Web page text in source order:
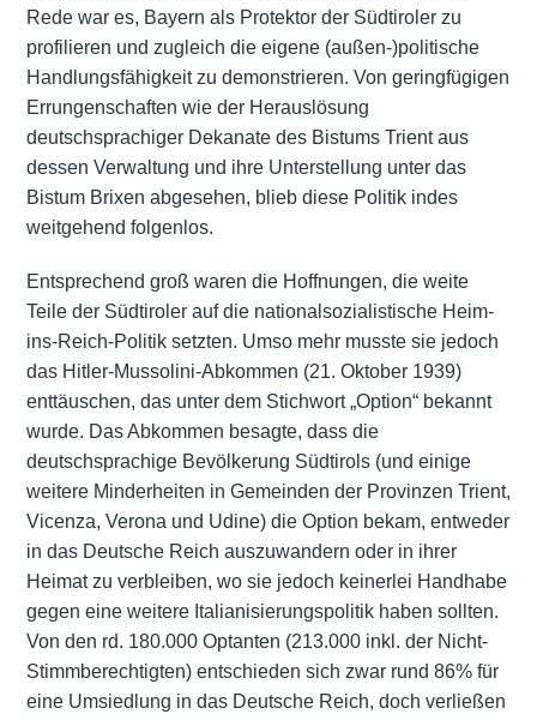
Rede war es, Bayern als Protektor der Südtiroler zu
profilieren und zugleich die eigene (außen-)politische
Handlungsfähigkeit zu demonstrieren. Von geringfügigen
Errungenschaften wie der Herauslösung
deutschsprachiger Dekanate des Bistums Trient aus
dessen Verwaltung und ihre Unterstellung unter das
Bistum Brixen abgesehen, blieb diese Politik indes
weitgehend folgenlos.
Entsprechend groß waren die Hoffnungen, die weite
Teile der Südtiroler auf die nationalsozialistische Heim-
ins-Reich-Politik setzten. Umso mehr musste sie jedoch
das Hitler-Mussolini-Abkommen (21. Oktober 1939)
enttäuschen, das unter dem Stichwort „Option“ bekannt
wurde. Das Abkommen besagte, dass die
deutschsprachige Bevölkerung Südtirols (und einige
weitere Minderheiten in Gemeinden der Provinzen Trient,
Vicenza, Verona und Udine) die Option bekam, entweder
in das Deutsche Reich auszuwandern oder in ihrer
Heimat zu verbleiben, wo sie jedoch keinerlei Handhabe
gegen eine weitere Italianisierungspolitik haben sollten.
Von den rd. 180.000 Optanten (213.000 inkl. der Nicht-
Stimmberechtigten) entschieden sich zwar rund 86% für
eine Umsiedlung in das Deutsche Reich, doch verließen